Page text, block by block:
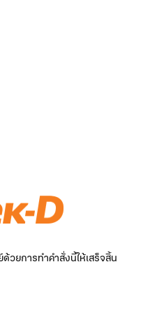
วยการทำคำสั่งนี้ให้เสร็จสิ้น